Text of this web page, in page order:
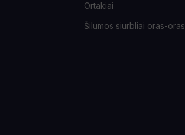
Ortakiai
Šilumos siurbliai oras-oras